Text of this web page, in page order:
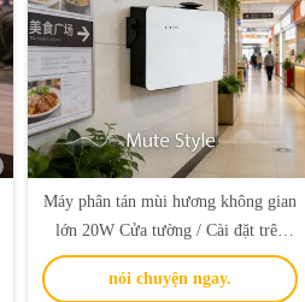
Máy phân tán mùi hương không gian
lớn 20W Cửa tường / Cài đặt trên
máy tính để bàn
nói chuyện ngay.